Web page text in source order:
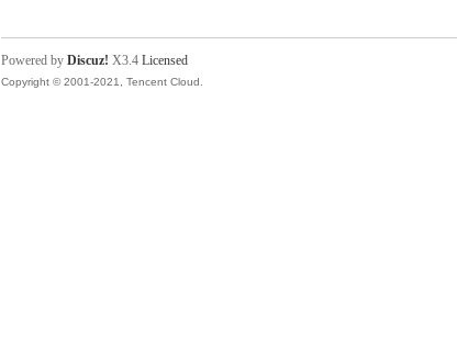
Powered by Discuz! X3.4 Licensed
Copyright © 2001-2021, Tencent Cloud.